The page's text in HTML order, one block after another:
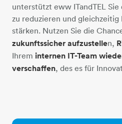
unterstützt eww ITandTEL
zu reduzieren und gleichzeitig
stärken. Nutzen Sie die
zukunftssicher aufzustellen,
Ihrem internen IT-Team
verschaffen, des es für